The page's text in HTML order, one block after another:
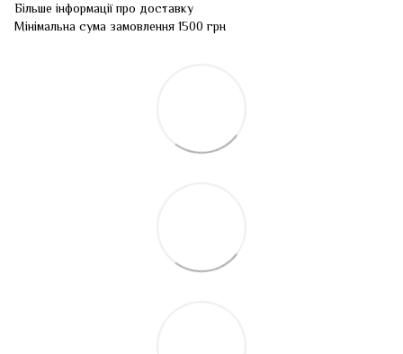
Більше інформації про доставку
Мінімальна сума замовлення 1500 грн